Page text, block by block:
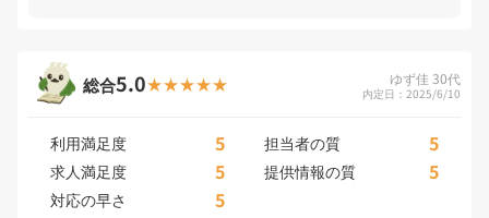
総合5.0 ゆず佳 30代
内定日：2025/6/10
利用満足度 5 担当者の質 5
求人満足度 5 提供情報の質 5
対応の早さ 5